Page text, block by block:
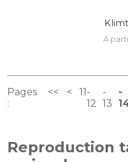
à
Pages
:
<< <
11
12
13
Reproduction